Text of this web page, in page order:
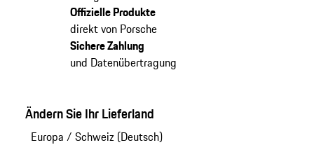
Offizielle Produkte
direkt von Porsche
Sichere Zahlung
und Datenübertragung
Ändern Sie Ihr Lieferland
Europa / Schweiz (Deutsch)